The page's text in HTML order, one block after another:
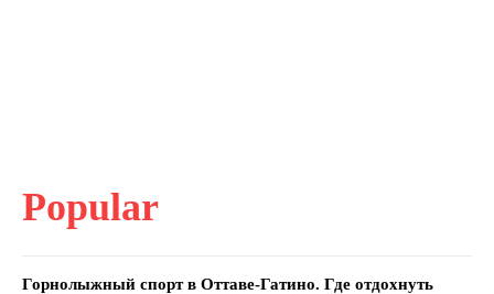
Popular
Горнолыжный спорт в Оттаве-Гатино. Где отдохнуть